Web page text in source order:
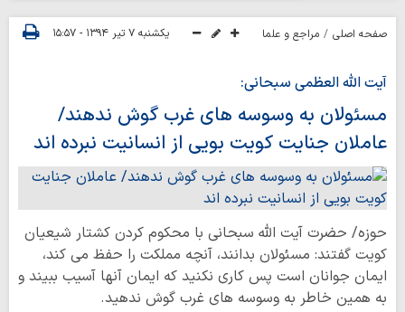
صفحه اصلی مراجع و علما یکشنبه ۷ تیر ۱۳۹۴ - ۱۵:۵۷
آیت الله العظمی سبحانی:
مسئولان به وسوسه های غرب گوش ندهند/
عاملان جنایت کویت بویی از انسانیت نبرده اند
حوزه/ حضرت آیت الله سبحانی با محکوم کردن کشتار شیعیان
کویت گفتند: مسئولان بدانند، آنچه مملکت را حفظ می کند،
ایمان جوانان است پس کاری نکنید که ایمان آنها آسیب ببیند و
به همین خاطر به وسوسه های غرب گوش ندهید.